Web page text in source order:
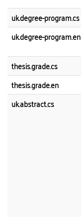
uk.degree-program.cs
uk.degree-program.en
thesis.grade.cs
thesis.grade.en
uk.abstract.cs